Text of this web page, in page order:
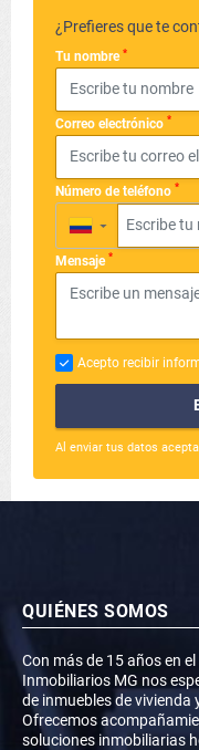
¿Prefieres que te
Tu nombre *
Correo electrónico *
Número de teléfono *
▼
Mensaje *
Acepto recibir
Al enviar tus datos
QUIÉNES SOMOS
Con más de 15 años en
Inmobiliarios MG nos
de inmuebles de vivienda
Ofrecemos
soluciones inmobiliarias